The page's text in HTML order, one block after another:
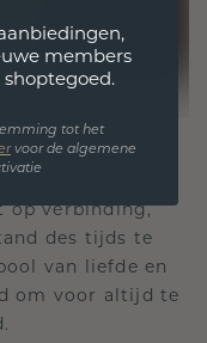
op verbinding,
des tijds te
van liefde en
om voor altijd te
members
tot het
rvoor de algemene